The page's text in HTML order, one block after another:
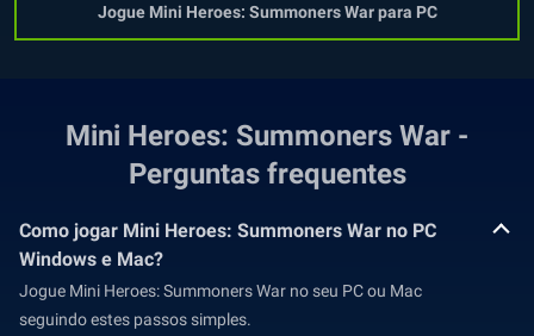
Jogue Mini Heroes: Summoners War para PC
Mini Heroes: Summoners War -
Perguntas frequentes
Como jogar Mini Heroes: Summoners War no PC
Windows e Mac?
Jogue Mini Heroes: Summoners War no seu PC ou Mac
seguindo estes passos simples.